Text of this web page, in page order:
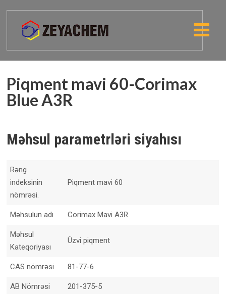
Piqment mavi 60-Corimax
Blue A3R
Məhsul parametrləri siyahısı
Rəng
indeksinin
nömrəsi.
Piqment mavi 60
Məhsulun adı Corimax Mavi A3R
Məhsul
Kateqoriyası
Üzvi piqment
CAS nömrəsi 81-77-6
AB Nömrəsi 201-375-5